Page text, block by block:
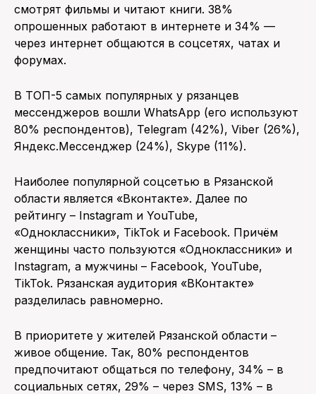
смотрят фильмы и читают книги. 38%
опрошенных работают в интернете и 34% —
через интернет общаются в соцсетях, чатах и
форумах.
В ТОП-5 самых популярных у рязанцев
мессенджеров вошли WhatsApp (его используют
80% респондентов), Telegram (42%), Viber (26%),
Яндекс.Мессенджер (24%), Skype (11%).
Наиболее популярной соцсетью в Рязанской
области является «Вконтакте». Далее по
рейтингу – Instagram и YouTube,
«Одноклассники», TikTok и Facebook. Причём
женщины часто пользуются «Одноклассники» и
Instagram, а мужчины – Facebook, YouTube,
TikTok. Рязанская аудитория «ВКонтакте»
разделилась равномерно.
В приоритете у жителей Рязанской области –
живое общение. Так, 80% респондентов
предпочитают общаться по телефону, 34% – в
социальных сетях, 29% – через SMS, 13% – в